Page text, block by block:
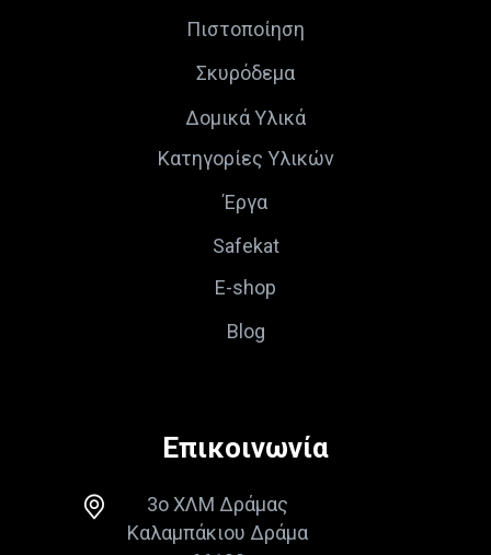
Πιστοποίηση
Σκυρόδεμα
Δομικά Υλικά
Κατηγορίες Υλικών
Έργα
Safekat
E-shop
Blog
Επικοινωνία
3ο ΧΛΜ Δράμας
Καλαμπάκιου Δράμα